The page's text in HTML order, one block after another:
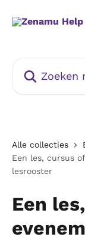
Alle collecties
Een les, cursus
lesrooster
Een